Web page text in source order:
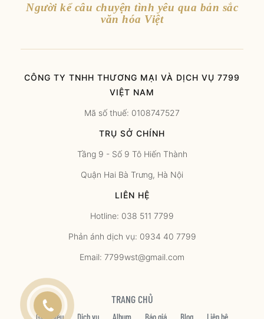
Người kể câu chuyện tình yêu qua bản sắc
văn hóa Việt
CÔNG TY TNHH THƯƠNG MẠI VÀ DỊCH VỤ 7799
VIỆT NAM
Mã số thuế: 0108747527
TRỤ SỞ CHÍNH
Tầng 9 - Số 9 Tô Hiến Thành
Quận Hai Bà Trưng, Hà Nội
LIÊN HỆ
Hotline: 038 511 7799
Phản ánh dịch vụ: 0934 40 7799
Email: 7799wst@gmail.com
TRANG CHỦ
Giới thiệu Dịch vụ Album Báo giá Blog Liên hệ